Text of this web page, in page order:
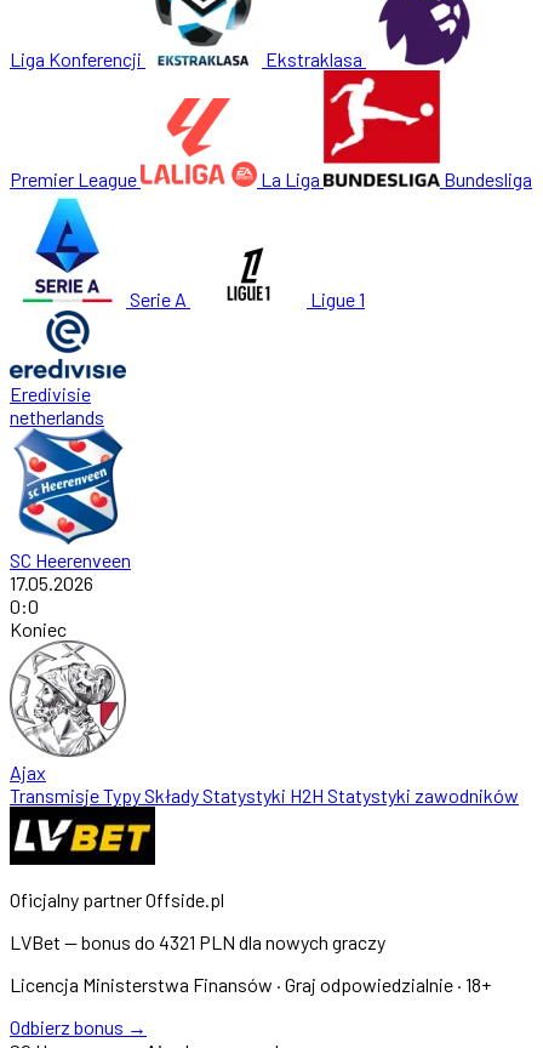
Liga Konferencji Ekstraklasa
Premier League La Liga Bundesliga
Serie A Ligue 1
Eredivisie
netherlands
SC Heerenveen
17.05.2026
0:0
Koniec
Ajax
TransmisjeTypySkładyStatystyki H2H Statystyki zawodników
Oficjalny partner Offside.pl
LVBet — bonus do 4321 PLN dla nowych graczy
Licencja Ministerstwa Finansów · Graj odpowiedzialnie · 18+
Odbierz bonus →